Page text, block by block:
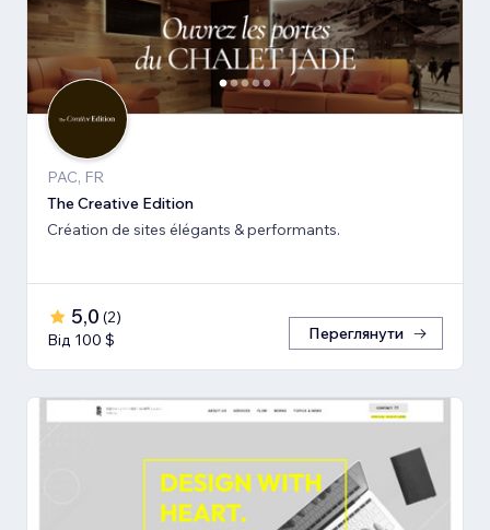
PAC, FR
The Creative Edition
Création de sites élégants & performants.
5,0 (2)
Від 100 $
Переглянути